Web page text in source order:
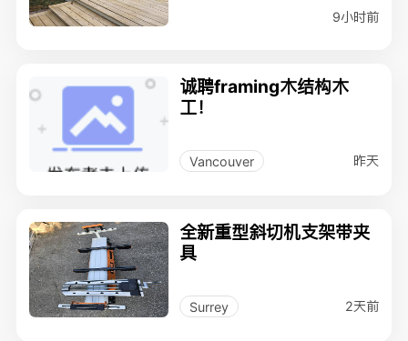
9小时前
诚聘framing木结构木
工！
Vancouver 昨天
全新重型斜切机支架带夹
具
Surrey 2天前